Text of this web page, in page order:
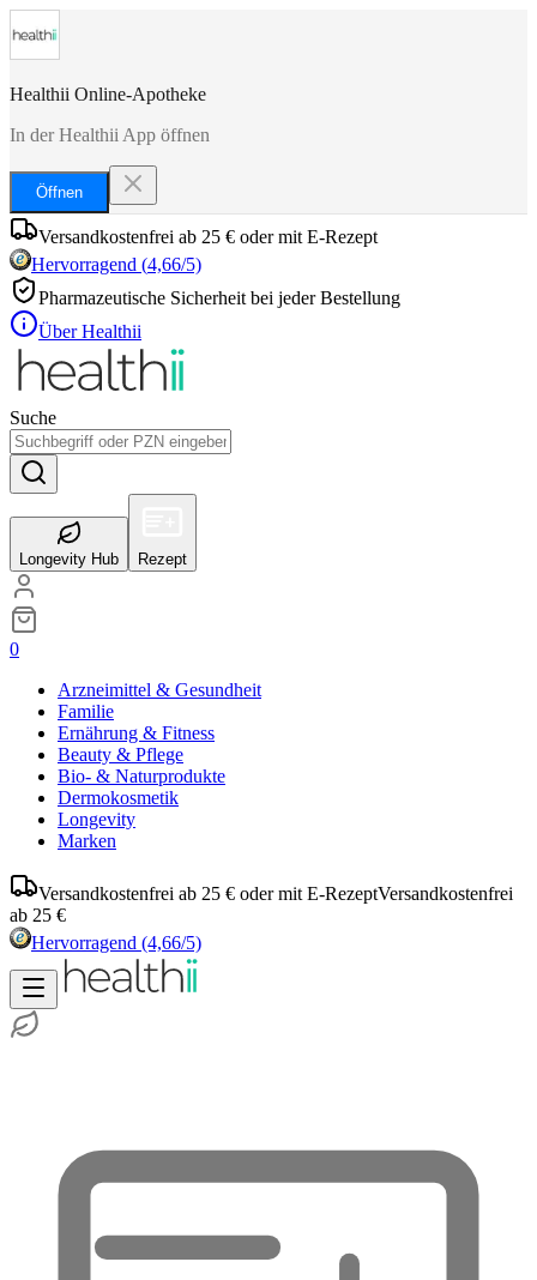
Healthii Online-Apotheke
In der Healthii App öffnen
Öffnen
Versandkostenfrei ab 25 € oder mit E-Rezept
Hervorragend (4,66/5)
Pharmazeutische Sicherheit bei jeder Bestellung
Über Healthii
Suche
Longevity Hub Rezept
0
Arzneimittel & Gesundheit
Familie
Ernährung & Fitness
Beauty & Pflege
Bio- & Naturprodukte
Dermokosmetik
Longevity
Marken
Versandkostenfrei ab 25 € oder mit E-RezeptVersandkostenfrei
ab 25 €
Hervorragend (4,66/5)